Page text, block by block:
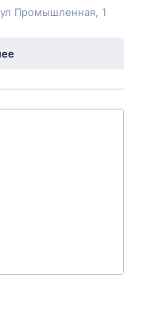
ул Промышленная , 1